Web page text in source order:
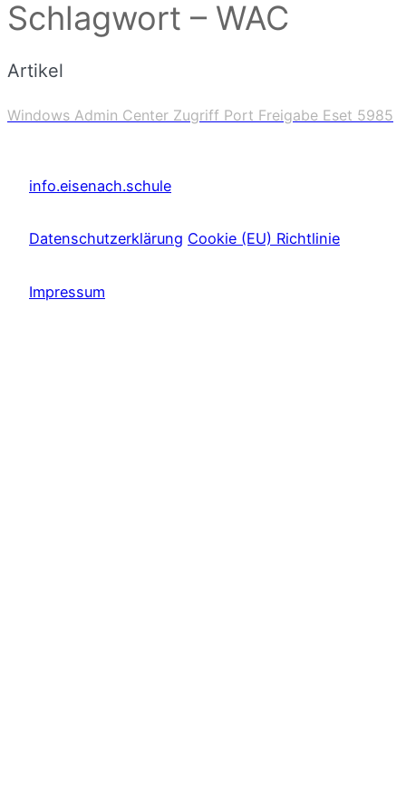
Schlagwort – WAC
Artikel
Windows Admin Center Zugriff Port Freigabe Eset 5985
info.eisenach.schule
Datenschutzerklärung Cookie (EU) Richtlinie
Impressum